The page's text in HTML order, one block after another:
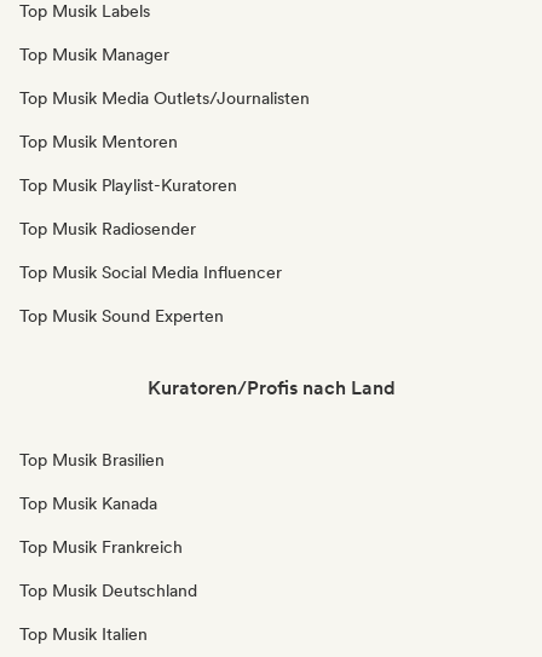
Top Musik Labels
Top Musik Manager
Top Musik Media Outlets/Journalisten
Top Musik Mentoren
Top Musik Playlist-Kuratoren
Top Musik Radiosender
Top Musik Social Media Influencer
Top Musik Sound Experten
Kuratoren/Profis nach Land
Top Musik Brasilien
Top Musik Kanada
Top Musik Frankreich
Top Musik Deutschland
Top Musik Italien